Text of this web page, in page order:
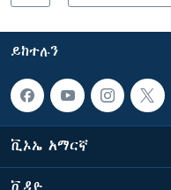
ይከተሉን
ቪኦኤ አማርኛ